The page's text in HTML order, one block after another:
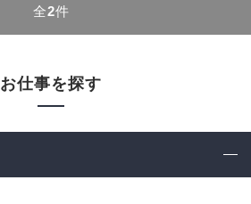
全2件
お仕事を探す